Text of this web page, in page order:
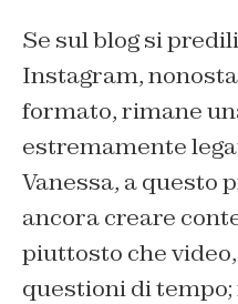
Se sul blog si
Instagram,
formato, rimane
estremamente
Vanessa, a questo
ancora creare
piuttosto che
questioni di